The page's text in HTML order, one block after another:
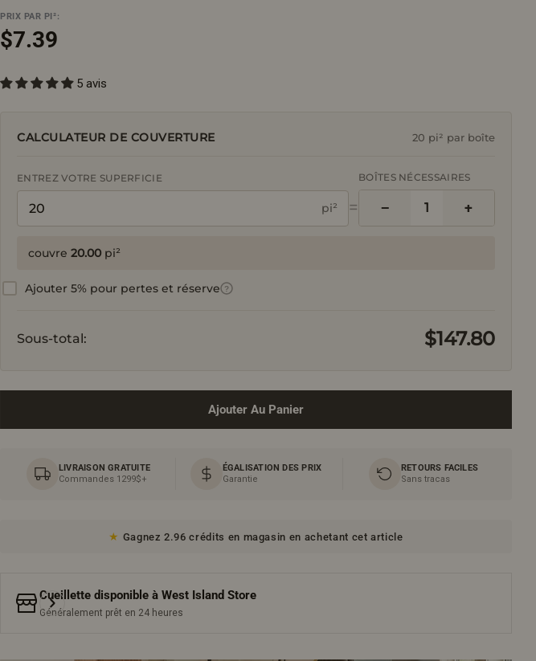
PRIX PAR PI²:
Prix
$7.39
5 avis
CALCULATEUR DE COUVERTURE 20 pi² par boîte
ENTREZ VOTRE SUPERFICIE
pi² =
BOÎTES NÉCESSAIRES
− 1 +
couvre 20.00 pi²
Ajouter 5% pour pertes et réserve ?
Sous-total: $147.80
Ajouter Au Panier
LIVRAISON GRATUITE
Commandes 1299$+
ÉGALISATION DES PRIX
Garantie
RETOURS FACILES
Sans tracas
Gagnez 2.96 crédits en magasin en achetant cet article
Cueillette disponible à West Island Store
Généralement prêt en 24 heures